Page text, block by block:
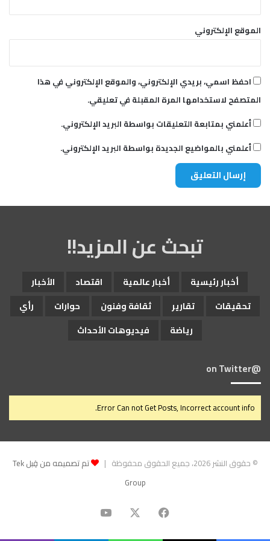
الموقع الإلكتروني
احفظ اسمي، بريدي الإلكتروني، والموقع الإلكتروني في هذا
المتصفح لاستخدامها المرة المقبلة في تعليقي.
أعلمني بمتابعة التعليقات بواسطة البريد الإلكتروني.
أعلمني بالمواضيع الجديدة بواسطة البريد الإلكتروني.
تبحث عن المزيد!!
أخبار رئيسية أخبار عالمية اقتصاد
الأخبار
تحقيقات
تقارير ثقافة وفنون حوارات
رأي
رياضة
فيديوهات الأحداث
@on Twitter
Error Can not Get Posts, Incorrect account info.
© حقوق النشر 2026، جميع الحقوق محفوظة |
تم تصميمه من قِبل Tek
Group
فيسبوك